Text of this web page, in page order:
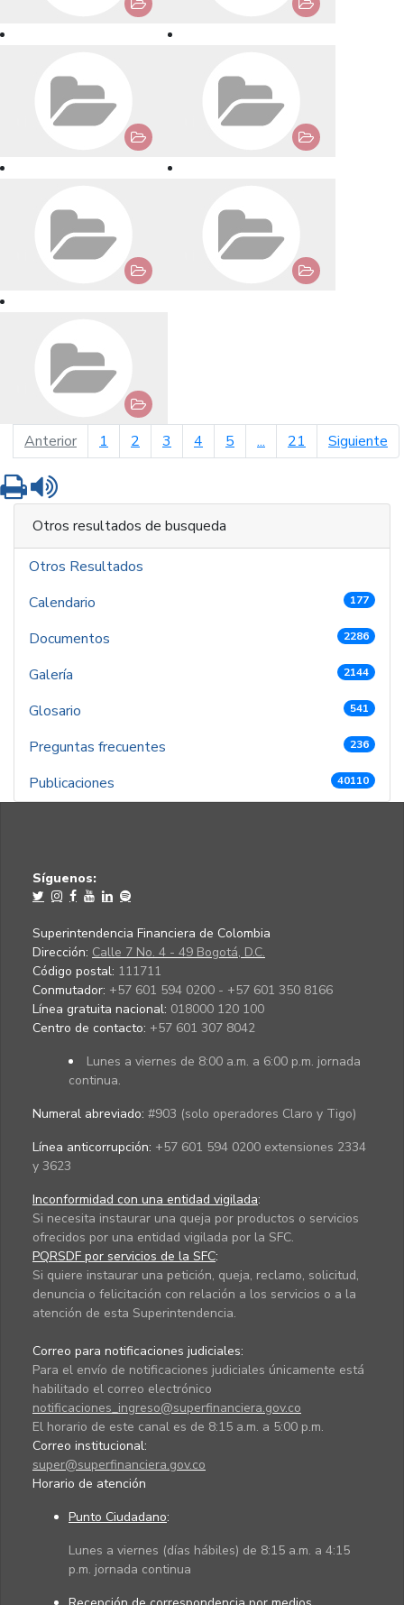
Anteriorpágina anterior
1 2 3 4 5 ... 21 Siguiente
Imprimir
Otros resultados de busqueda
Otros Resultados
Calendario
177
Documentos 2286
Galería 2144
Glosario 541
Preguntas frecuentes 236
Publicaciones 40110
Síguenos:
Superintendencia Financiera de Colombia
Dirección: Calle 7 No. 4 - 49 Bogotá, D.C.
Código postal: 111711
Conmutador: +57 601 594 0200 - +57 601 350 8166
Línea gratuita nacional: 018000 120 100
Centro de contacto: +57 601 307 8042
Lunes a viernes de 8:00 a.m. a 6:00 p.m. jornada
continua.
Numeral abreviado: #903 (solo operadores Claro y Tigo)
Línea anticorrupción: +57 601 594 0200 extensiones 2334
y 3623
Inconformidad con una entidad vigilada:
Si necesita instaurar una queja por productos o servicios
ofrecidos por una entidad vigilada por la SFC.
PQRSDF por servicios de la SFC:
Si quiere instaurar una petición, queja, reclamo, solicitud,
denuncia o felicitación con relación a los servicios o a la
atención de esta Superintendencia.
Correo para notificaciones judiciales:
Para el envío de notificaciones judiciales únicamente está
habilitado el correo electrónico
notificaciones_ingreso@superfinanciera.gov.co
El horario de este canal es de 8:15 a.m. a 5:00 p.m.
Correo institucional:
super@superfinanciera.gov.co
Horario de atención
Punto Ciudadano:
Lunes a viernes (días hábiles) de 8:15 a.m. a 4:15
p.m. jornada continua